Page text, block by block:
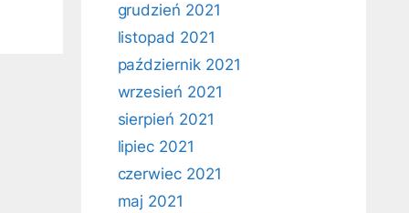
grudzień 2021
listopad 2021
październik 2021
wrzesień 2021
sierpień 2021
lipiec 2021
czerwiec 2021
maj 2021